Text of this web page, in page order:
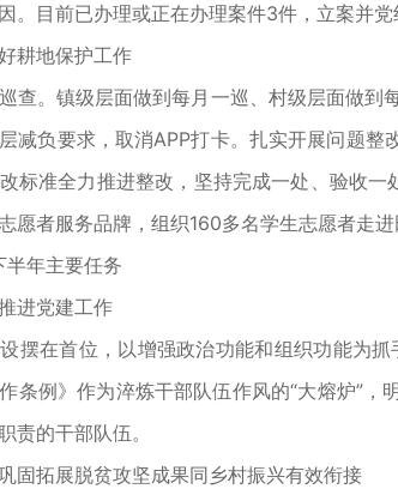
。目前已办理或正在办理案件3件，立案并党
地保护工作
。镇级层面做到每月一巡、村级层面做到
减负要求，取消APP打卡。扎实开展问题整
标准全力推进整改，坚持完成一处、验收
愿者服务品牌，组织160多名学生志愿者走
年主要任务
党建工作
在首位，以增强政治功能和组织功能为抓
条例》作为淬炼干部队伍作风的“大熔炉”
责的干部队伍。
拓展脱贫攻坚成果同乡村振兴有效衔接